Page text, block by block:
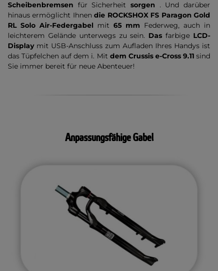
Scheibenbremsen für Sicherheitsorgen . Und darüber
hinaus ermöglicht Ihnendie ROCKSHOX FS Paragon Gold
RL Solo Air-Federgabel mit 65 mm Federweg, auch in
leichterem Gelände unterwegs zu sein. Das farbige LCD-
Displaymit USB-Anschluss zum Aufladen Ihres Handys ist
das Tüpfelchen auf dem i. Mit dem Crussis e-Cross 9.11sind
Sie immer bereit für neue Abenteuer!
Anpassungsfähige Gabel